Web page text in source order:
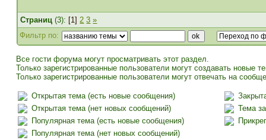
Страниц (3): [1] 2 3 »
Фильтр по:
Все гости форума могут просматривать этот раздел.
Только зарегистрированные пользователи могут создавать новые
Только зарегистрированные пользователи могут отвечать на
Открытая тема (есть новые сообщения)
Открытая тема (нет новых сообщений)
Тема
Популярная тема (есть новые сообщения)
Популярная тема (нет новых сообщений)